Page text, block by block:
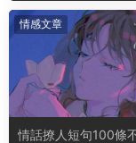
情感文章
情話撩人短句100條